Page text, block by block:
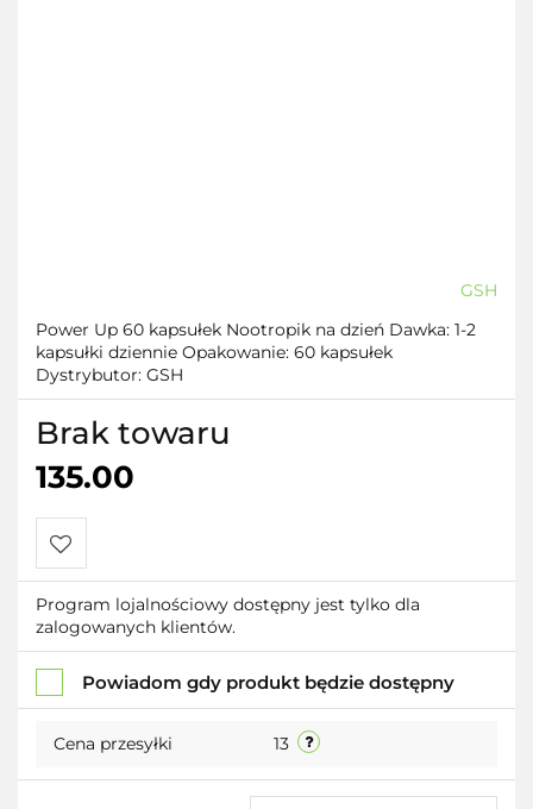
GSH
Power Up 60 kapsułek Nootropik na dzień Dawka: 1-2
kapsułki dziennie Opakowanie: 60 kapsułek
Dystrybutor: GSH
Brak towaru
135.00
Do
przechowalni
Program lojalnościowy dostępny jest tylko dla
zalogowanych klientów.
Powiadom gdy produkt będzie dostępny
Cena przesyłki 13